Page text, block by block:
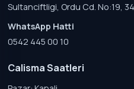
Sultanciftligi, Ordu Cd. No:19,
WhatsApp Hatti
0542 445 00 10
Calisma Saatleri